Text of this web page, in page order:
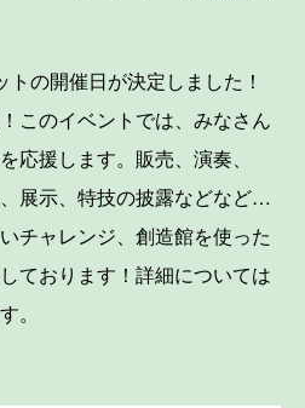
の開催日が決定しました！
このイベントでは、みなさん
応援します。販売、演奏、
展示、特技の披露などなど…
チャレンジ、創造館を使った
ております！詳細については
。